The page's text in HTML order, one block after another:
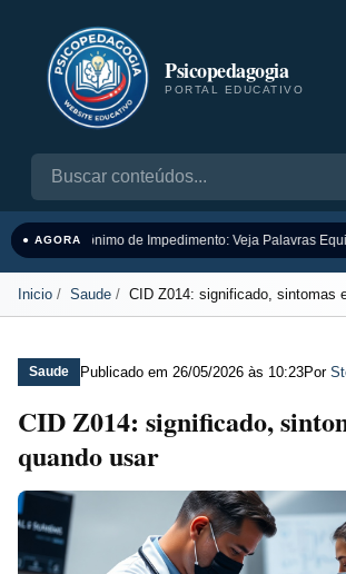
Psicopedagogia
PORTAL EDUCATIVO
● AGORASinônimo de Impedimento: Veja Palavras
Inicio Saude CID Z014: significado, sintomas
Saude Publicado em 26/05/2026 às 10:23Por
CID Z014: significado,
quando usar